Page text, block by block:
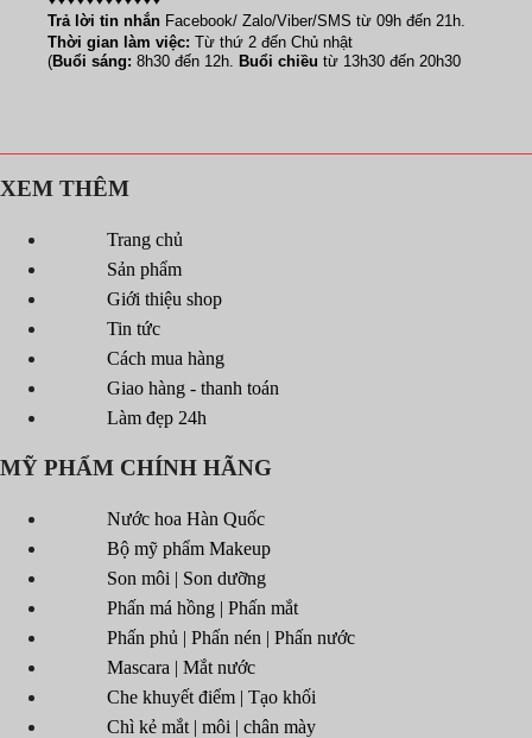
Trả lời tin nhắn Facebook/ Zalo/Viber/SMS từ 09h đến 21h.
Thời gian làm việc: Từ thứ 2 đến Chủ nhật
(Buổi sáng: 8h30 đến 12h. Buổi chiều từ 13h30 đến 20h30
XEM THÊM
Trang chủ
Sản phẩm
Giới thiệu shop
Tin tức
Cách mua hàng
Giao hàng - thanh toán
Làm đẹp 24h
MỸ PHẨM CHÍNH HÃNG
Nước hoa Hàn Quốc
Bộ mỹ phẩm Makeup
Son môi | Son dưỡng
Phấn má hồng | Phấn mắt
Phấn phủ | Phấn nén | Phấn nước
Mascara | Mắt nước
Che khuyết điểm | Tạo khối
Chì kẻ mắt | môi | chân mày